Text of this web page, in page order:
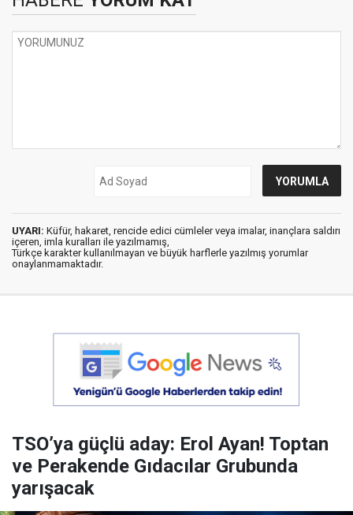
UYARI: Küfür, hakaret, rencide edici cümleler veya imalar, inançlara saldırı
içeren, imla kuralları ile yazılmamış,
Türkçe karakter kullanılmayan ve büyük harflerle yazılmış yorumlar
onaylanmamaktadır.
TSO’ya güçlü aday: Erol Ayan! Toptan
ve Perakende Gıdacılar Grubunda
yarışacak